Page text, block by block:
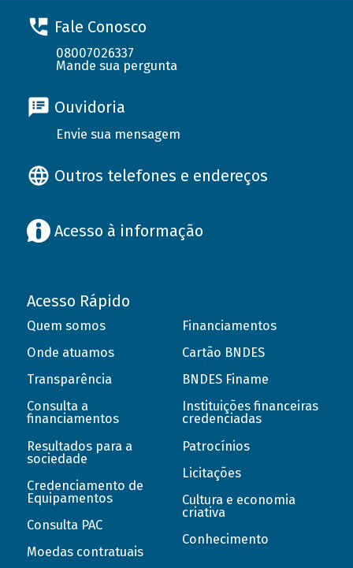
Fale Conosco
08007026337
Mande sua pergunta
Ouvidoria
Envie sua mensagem
Outros telefones e endereços
Acesso à informação
Acesso Rápido
Quem somos
Onde atuamos
Transparência
Consulta a
financiamentos
Resultados para a
sociedade
Credenciamento de
Equipamentos
Consulta PAC
Moedas contratuais
Financiamentos
Cartão BNDES
BNDES Finame
Instituições financeiras
credenciadas
Patrocínios
Licitações
Cultura e economia
criativa
Conhecimento